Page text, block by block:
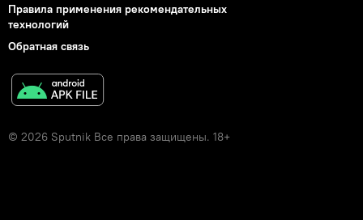
Правила применения рекомендательных
технологий
Обратная связь
© 2026 Sputnik Все права защищены. 18+